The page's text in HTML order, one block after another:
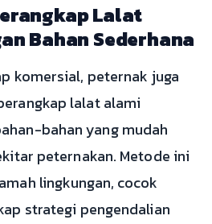
Lalat
Bahan Sederhana
komersial, peternak juga
lalat alami
bahan yang mudah
peternakan. Metode ini
lingkungan, cocok
strategi pengendalian